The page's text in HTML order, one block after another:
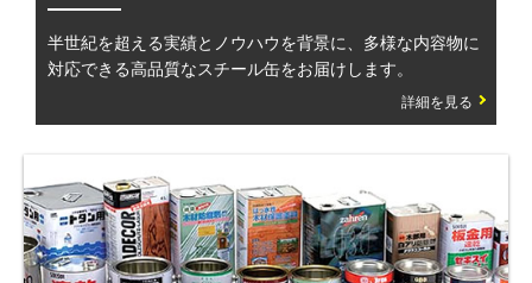
半世紀を超える実績とノウハウを背景に、多様な内容物に
対応できる高品質なスチール缶をお届けします。
詳細を見る